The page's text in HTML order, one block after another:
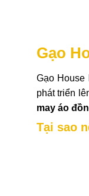
Gạo
Gạo
phát triển
may áo
Tại sao